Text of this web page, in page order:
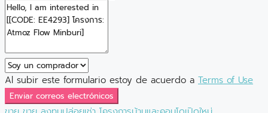
Al subir este formulario estoy de acuerdo a Terms of Use
Enviar correos electrónicos